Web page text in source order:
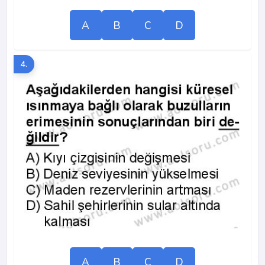
A B C D
4.